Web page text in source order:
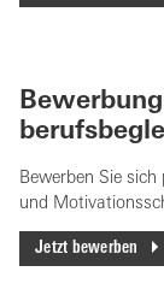
Bewerben Sie
und
Jetzt bewerben